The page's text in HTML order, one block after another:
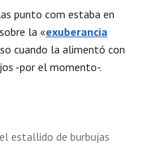
punto com estaba en
la «exuberancia
cuando la alimentó con
-por el momento-.
estallido de burbujas